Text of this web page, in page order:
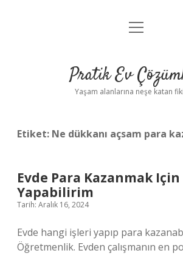
Anasayfa
Yasal Uyarı
menüyü
Pratik Ev
Yaşam alanlarına neşe katan
Etiket: Ne dükkanı açsam para
Evde Para Kazanmak Için
Yapabilirim
Tarih: Aralık 16, 2024
Evde hangi işleri yapıp para
Öğretmenlik. Evden çalışmanın en